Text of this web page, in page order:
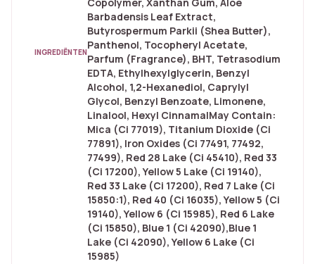
INGREDIËNTEN
Copolymer, Xanthan Gum, Aloe
Barbadensis Leaf Extract,
Butyrospermum Parkii (Shea Butter),
Panthenol, Tocopheryl Acetate,
Parfum (Fragrance), BHT, Tetrasodium
EDTA, Ethylhexylglycerin, Benzyl
Alcohol, 1,2-Hexanediol, Caprylyl
Glycol, Benzyl Benzoate, Limonene,
Linalool, Hexyl CinnamalMay Contain:
Mica (Ci 77019), Titanium Dioxide (Ci
77891), Iron Oxides (Ci 77491, 77492,
77499), Red 28 Lake (Ci 45410), Red 33
(Ci 17200), Yellow 5 Lake (Ci 19140),
Red 33 Lake (Ci 17200), Red 7 Lake (Ci
15850:1), Red 40 (Ci 16035), Yellow 5 (Ci
19140), Yellow 6 (Ci 15985), Red 6 Lake
(Ci 15850), Blue 1 (Ci 42090),Blue 1
Lake (Ci 42090), Yellow 6 Lake (Ci
15985)